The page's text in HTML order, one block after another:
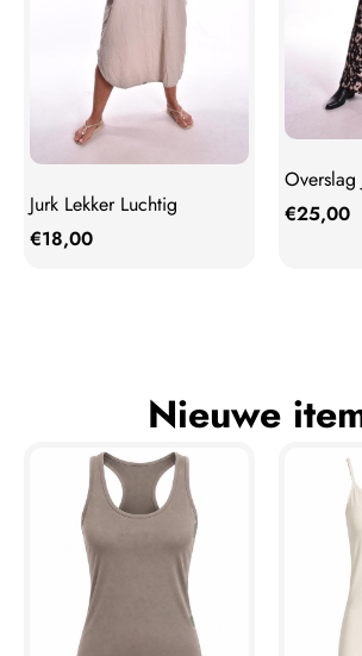
Jurk Lekker Luchtig
€18,00
Overslag
€25,00
Nieuwe